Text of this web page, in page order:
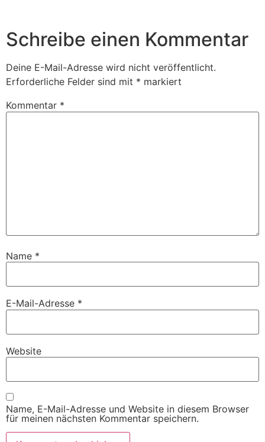
Schreibe einen Kommentar
Deine E-Mail-Adresse wird nicht veröffentlicht.
Erforderliche Felder sind mit * markiert
Kommentar *
Name *
E-Mail-Adresse *
Website
Name, E-Mail-Adresse und Website in diesem Browser
für meinen nächsten Kommentar speichern.